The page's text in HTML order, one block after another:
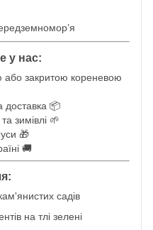
у нас:
або закритою кореневою
доставка 📦
зимівлі 🌱
🎁
🚚
садів
на тлі зелені